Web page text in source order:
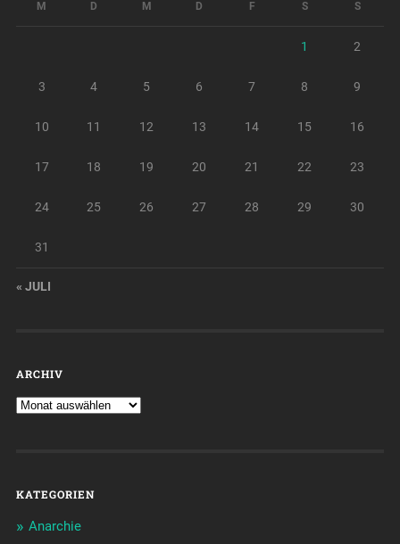
M D M D F S S
1 2
3 4 5 6 7 8 9
10 11 12 13 14 15 16
17 18 19 20 21 22 23
24 25 26 27 28 29 30
31
« JULI
ARCHIV
KATEGORIEN
Anarchie